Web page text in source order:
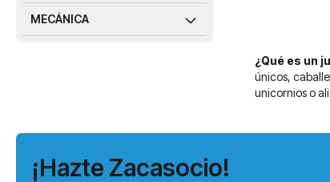
¿Qué es un
únicos,
unicornios o
MECÁNICA
¡Hazte Zacasocio!